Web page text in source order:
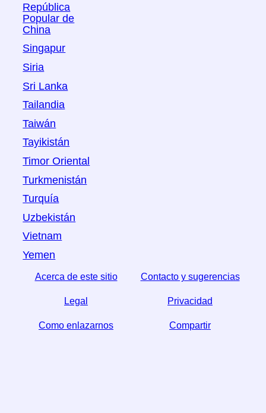
República
Popular de
China
Singapur
Siria
Sri Lanka
Tailandia
Taiwán
Tayikistán
Timor Oriental
Turkmenistán
Turquía
Uzbekistán
Vietnam
Yemen
Acerca de este sitio Contacto y sugerencias
Legal Privacidad
Como enlazarnos Compartir